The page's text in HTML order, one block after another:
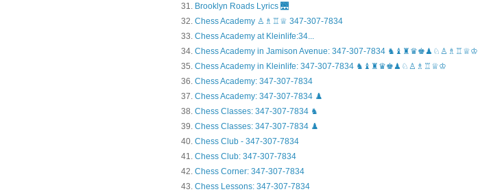
Brooklyn Roads Lyrics 🌉
Chess Academy ♙♗♖♕ 347-307-7834
Chess Academy at Kleinlife:34...
Chess Academy in Jamison Avenue: 347-307-7834 ♞♝♜♛♚♟♘♙♗♖♕♔
Chess Academy in Kleinlife: 347-307-7834 ♞♝♜♛♚♟♘♙♗♖♕♔
Chess Academy: 347-307-7834
Chess Academy: 347-307-7834 ♟️
Chess Classes: 347-307-7834 ♞
Chess Classes: 347-307-7834 ♟️
Chess Club - 347-307-7834
Chess Club: 347-307-7834
Chess Corner: 347-307-7834
Chess Lessons: 347-307-7834